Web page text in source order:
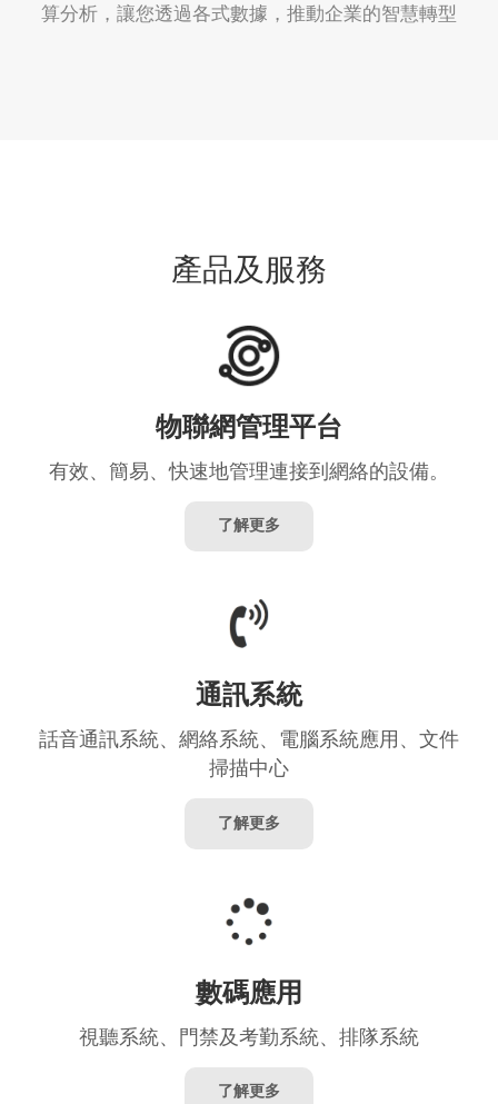
算分析，讓您透過各式數據，推動企業的智慧轉型
產品及服務
物聯網管理平台
有效、簡易、快速地管理連接到網絡的設備。
了解更多
通訊系統
話音通訊系統、網絡系統、電腦系統應用、文件
掃描中心
了解更多
數碼應用
視聽系統、門禁及考勤系統、排隊系統
了解更多